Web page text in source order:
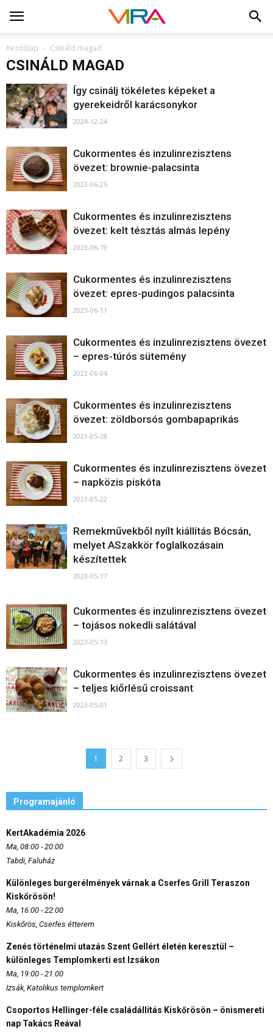
Kezdőlap Csináld magad
CSINÁLD MAGAD
Így csinálj tökéletes képeket a
gyerekeidről karácsonykor
2024-12-24
Cukormentes és inzulinrezisztens
övezet: brownie-palacsinta
2023-06-25
Cukormentes és inzulinrezisztens
övezet: kelt tésztás almás lepény
2023-06-19
Cukormentes és inzulinrezisztens
övezet: epres-pudingos palacsinta
2023-06-11
Cukormentes és inzulinrezisztens övezet
– epres-túrós sütemény
2023-06-04
Cukormentes és inzulinrezisztens
övezet: zöldborsós gombapaprikás
2023-05-28
Cukormentes és inzulinrezisztens övezet
– napközis piskóta
2023-05-22
Remekművekből nyílt kiállítás Bócsán,
melyet ASzakkör foglalkozásain
készítettek
2023-05-17
Cukormentes és inzulinrezisztens övezet
– tojásos nokedli salátával
2023-05-13
Cukormentes és inzulinrezisztens övezet
– teljes kiőrlésű croissant
2023-05-01
1 2 3
Programajánló
KertAkadémia 2026
Ma, 08:00 - 20:00
Tabdi, Faluház
Különleges burgerélmények várnak a Cserfes Grill Teraszon
Kiskőrösön!
Ma, 16:00 - 22:00
Kiskőrös, Cserfes étterem
Zenés történelmi utazás Szent Gellért életén keresztül –
különleges Templomkerti est Izsákon
Ma, 19:00 - 21:00
Izsák, Katolikus templomkert
Csoportos Hellinger-féle családállítás Kiskőrösön – önismereti
nap Takács Reával